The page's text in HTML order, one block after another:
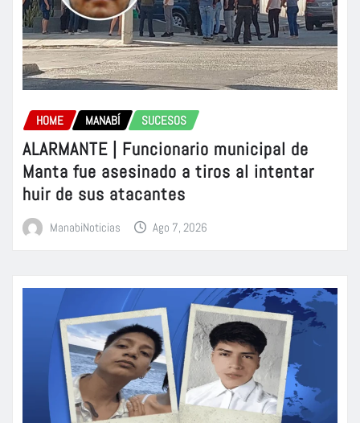
HOME MANABÍ SUCESOS
ALARMANTE | Funcionario municipal de
Manta fue asesinado a tiros al intentar
huir de sus atacantes
ManabiNoticias Ago 7, 2026